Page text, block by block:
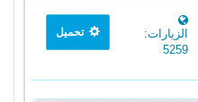
الزيارات:
5259
تحميل